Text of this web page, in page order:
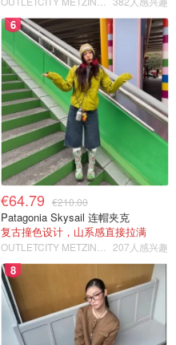
6
€64.79 €210.00
Patagonia Skysail 连帽夹克
复古撞色设计，山系感直接拉满
207人感兴趣
8